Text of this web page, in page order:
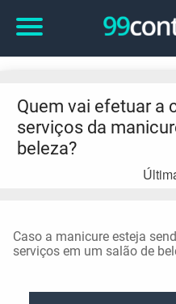
Quem vai efetuar a
serviços da
beleza?
Caso a manicure esteja
serviços em um salão de